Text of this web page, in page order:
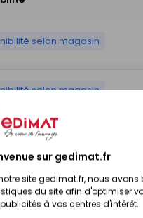
sur gedimat.fr
site gedimat.fr, nous avons
du site afin d'optimiser
à vos centres d'intérêt.
selon magasin
selon magasin
selon magasin
selon magasin